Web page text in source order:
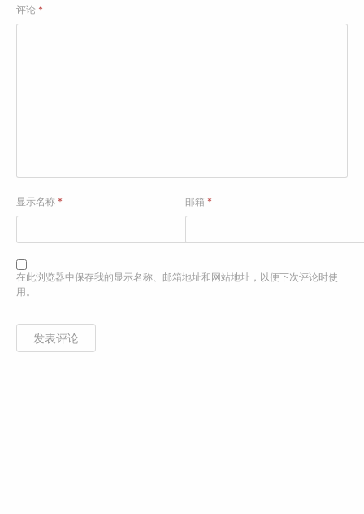
评论 *
显示名称 * 邮箱*
在此浏览器中保存我的显示名称、邮箱地址和网站地址，以便下次评论时使
用。